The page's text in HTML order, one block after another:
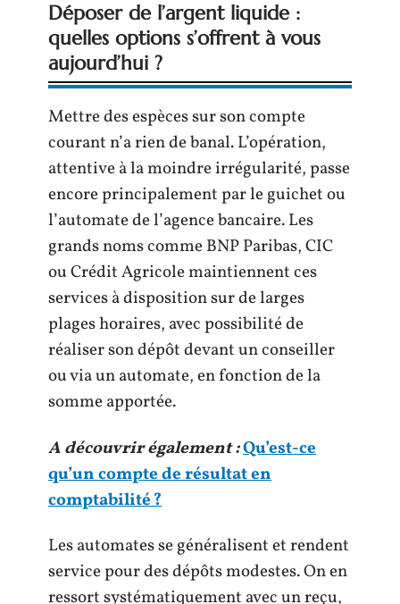
Déposer de l’argent liquide :
quelles options s’offrent à vous
aujourd’hui ?
Mettre des espèces sur son compte
courant n’a rien de banal. L’opération,
attentive à la moindre irrégularité, passe
encore principalement par le guichet ou
l’automate de l’agence bancaire. Les
grands noms comme BNP Paribas, CIC
ou Crédit Agricole maintiennent ces
services à disposition sur de larges
plages horaires, avec possibilité de
réaliser son dépôt devant un conseiller
ou via un automate, en fonction de la
somme apportée.
A découvrir également :Qu’est-ce
qu’un compte de résultat en
comptabilité ?
Les automates se généralisent et rendent
service pour des dépôts modestes. On en
ressort systématiquement avec un reçu,